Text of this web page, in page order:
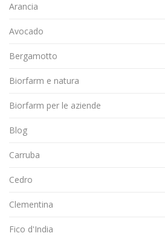
Arancia
Avocado
Bergamotto
Biorfarm e natura
Biorfarm per le aziende
Blog
Carruba
Cedro
Clementina
Fico d'India